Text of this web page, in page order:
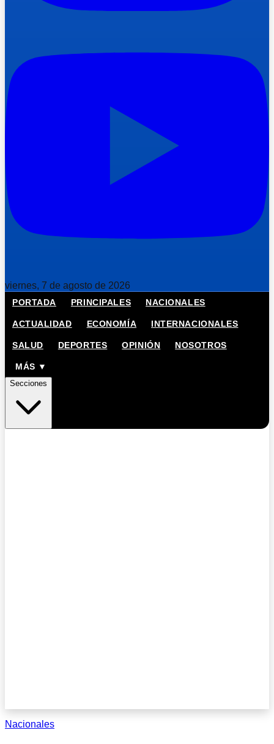
viernes, 7 de agosto de 2026
PORTADA PRINCIPALES NACIONALES
ACTUALIDAD ECONOMÍA INTERNACIONALES
SALUD DEPORTES OPINIÓN NOSOTROS
MÁS ▼
Secciones
Nacionales